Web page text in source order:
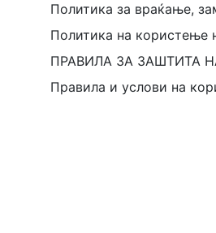
Политика за враќање,
Политика на користење
ПРАВИЛА ЗА ЗАШТИТА
Правила и услови на